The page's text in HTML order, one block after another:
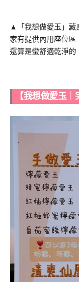
▲「我想做愛玉」藏
家有提供內用座位
還算是蠻舒適乾淨的
【我想做愛玉｜